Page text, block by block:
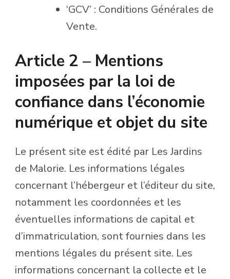
‘GCV’ : Conditions Générales de
Vente.
Article 2 – Mentions
imposées par la loi de
confiance dans l’économie
numérique et objet du site
Le présent site est édité par Les Jardins
de Malorie. Les informations légales
concernant l’hébergeur et l’éditeur du site,
notamment les coordonnées et les
éventuelles informations de capital et
d’immatriculation, sont fournies dans les
mentions légales du présent site. Les
informations concernant la collecte et le